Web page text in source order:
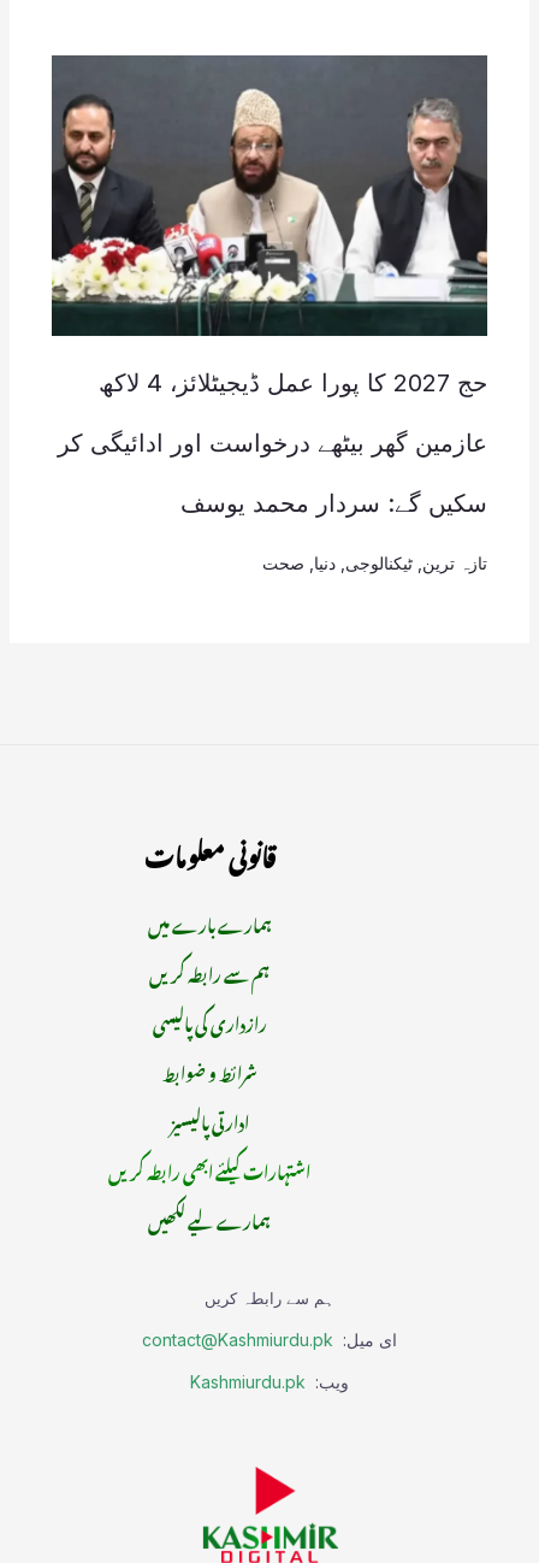
حج 2027 کا پورا عمل ڈیجیٹلائز، 4 لاکھ
عازمین گھر بیٹھے درخواست اور ادائیگی کر
سکیں گے: سردار محمد یوسف
تازہ ترین ٹیکنالوجی دنیا صحت
قانونی معلومات
ہمارے بارے میں
ہم سے رابطہ کریں
رازداری کی پالیسی
شرائط و ضوابط
ادارتی پالیسیز
اشتہارات کیلئے ابھی رابطہ کریں
ہمارے لیے لکھیں
ہم سے رابطہ کریں
ای میل: contact@Kashmiurdu.pk
ویب: Kashmiurdu.pk